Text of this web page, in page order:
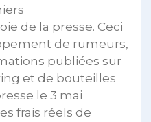
de la presse. Ceci
de rumeurs,
publiées sur
et de bouteilles
le 3 mai
frais réels de